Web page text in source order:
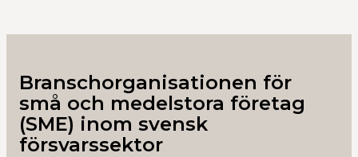
Branschorganisationen för
små och medelstora företag
(SME) inom svensk
försvarssektor